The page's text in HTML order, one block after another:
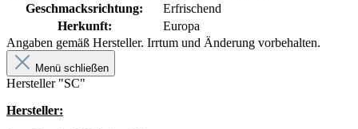
Geschmacksrichtung:
Erfrischend
Herkunft:
Europa
Angaben gemäß Hersteller. Irrtum und Änderung vorbehalten.
Menü schließen
Hersteller "SC"
Hersteller: